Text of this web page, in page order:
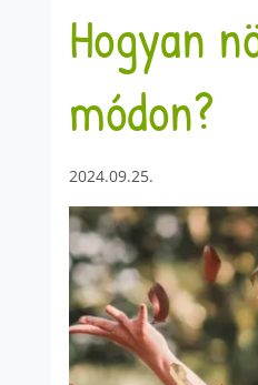
Hogyan
módon?
2024.09.25.